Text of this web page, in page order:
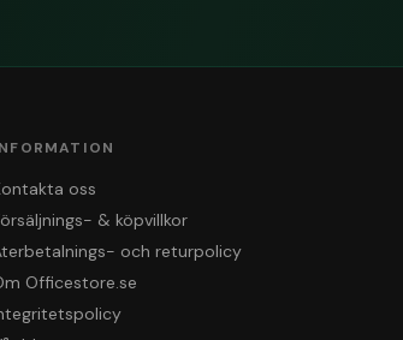
oss
& köpvillkor
och returpolicy
Officestore.se